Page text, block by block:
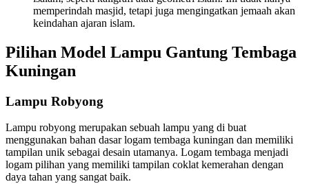
memperindah masjid, tetapi juga mengingatkan jemaah akan
keindahan ajaran islam.
Pilihan Model Lampu Gantung Tembaga
Kuningan
Lampu Robyong
Lampu robyong merupakan sebuah lampu yang di buat
menggunakan bahan dasar logam tembaga kuningan dan memiliki
tampilan unik sebagai desain utamanya. Logam tembaga menjadi
logam pilihan yang memiliki tampilan coklat kemerahan dengan
daya tahan yang sangat baik.